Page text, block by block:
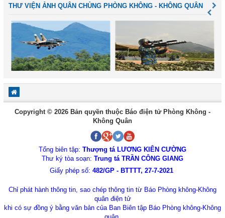
THƯ VIỆN ẢNH QUÂN CHỦNG PHÒNG KHÔNG - KHÔNG QUÂN
Copyright © 2026 Bản quyền thuộc Báo điện tử Phòng Không -
Không Quân
Tổng biên tập: Thượng tá LƯƠNG KIÊN CƯỜNG
Thư ký tòa soạn: Trung tá TRẦN CÔNG GIANG
Giấy phép số: 482/GP - BTTTT, 27-7-2021
Chỉ phát hành thông tin, sao chép thông tin từ Báo Phòng không-Không
quân điện tử
khi có sự đồng ý bằng văn bản của Ban Biên tập Báo Phòng không-Không